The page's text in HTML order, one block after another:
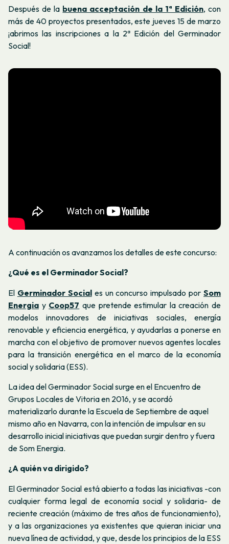
Después de la buena acceptación de la 1ª Edición, con
más de 40 proyectos presentados, este jueves 15 de marzo
¡abrimos las inscripciones a la 2ª Edición del Germinador
Social!
A continuación os avanzamos los detalles de este concurso:
¿Qué es el Germinador Social?
El Germinador Sociales un concurso impulsado por Som
Energia y Coop57 que pretende estimular la creación de
modelos innovadores de iniciativas sociales, energía
renovable y eficiencia energética, y ayudarlas a ponerse en
marcha con el objetivo de promover nuevos agentes locales
para la transición energética en el marco de la economía
social y solidaria (ESS).
La idea del Germinador Social surge en el Encuentro de
Grupos Locales de Vitoria en 2016, y se acordó
materializarlo durante la Escuela de Septiembre de aquel
mismo año en Navarra, con la intención de impulsar en su
desarrollo inicial iniciativas que puedan surgir dentro y fuera
de Som Energia.
¿A quién va dirigido?
El Germinador Social está abierto a todas las iniciativas -con
cualquier forma legal de economía social y solidaria- de
reciente creación (máximo de tres años de funcionamiento),
y a las organizaciones ya existentes que quieran iniciar una
nueva línea de actividad, y que, desde los principios de la ESS